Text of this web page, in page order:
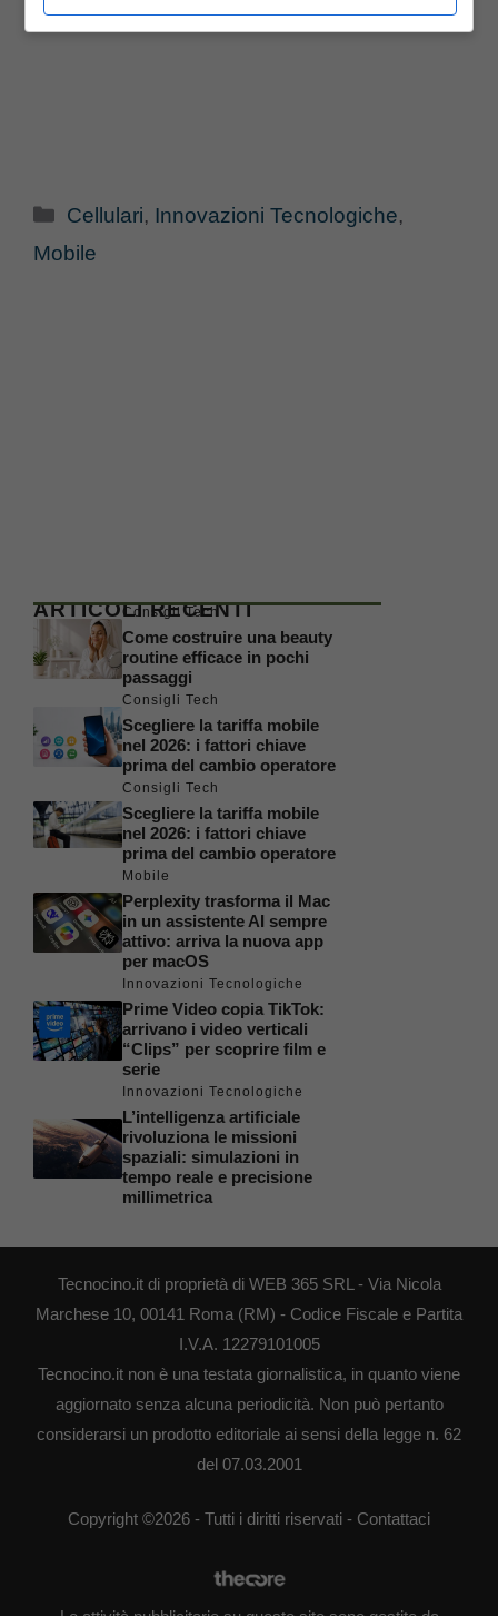
Categorie
Cellulari, Innovazioni Tecnologiche,
Mobile
ARTICOLI RECENTI
Consigli Tech
Come costruire una beauty
routine efficace in pochi
passaggi
Consigli Tech
Scegliere la tariffa mobile
nel 2026: i fattori chiave
prima del cambio operatore
Consigli Tech
Scegliere la tariffa mobile
nel 2026: i fattori chiave
prima del cambio operatore
Mobile
Perplexity trasforma il Mac
in un assistente AI sempre
attivo: arriva la nuova app
per macOS
Innovazioni Tecnologiche
Prime Video copia TikTok:
arrivano i video verticali
“Clips” per scoprire film e
serie
Innovazioni Tecnologiche
L’intelligenza artificiale
rivoluziona le missioni
spaziali: simulazioni in
tempo reale e precisione
millimetrica
Tecnocino.it di proprietà di WEB 365 SRL - Via Nicola
Marchese 10, 00141 Roma (RM) - Codice Fiscale e Partita
I.V.A. 12279101005
Tecnocino.it non è una testata giornalistica, in quanto viene
aggiornato senza alcuna periodicità. Non può pertanto
considerarsi un prodotto editoriale ai sensi della legge n. 62
del 07.03.2001
Copyright ©2026 - Tutti i diritti riservati - Contattaci